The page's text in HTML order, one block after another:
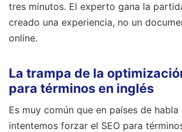
tres minutos. El experto gana la
creado una experiencia, no un
online.
La trampa de la
para términos en inglés
Es muy común que en países de habla
intentemos forzar el SEO para